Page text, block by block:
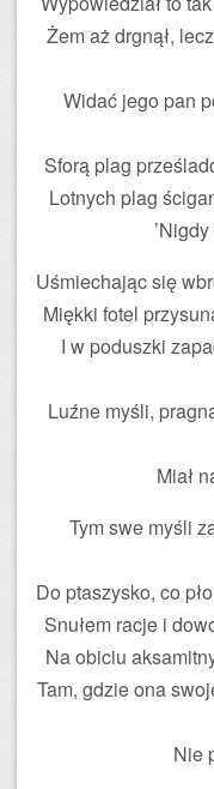
Żem aż drgnął,
Widać jego pan
Sforą plag
Lotnych plag
Uśmiechając się
Miękki fotel
I w poduszki
Luźne myśli,
Miał
Tym swe myśli
Do ptaszysko, co
Snułem racje i
Na obiciu
Tam, gdzie ona
Nie